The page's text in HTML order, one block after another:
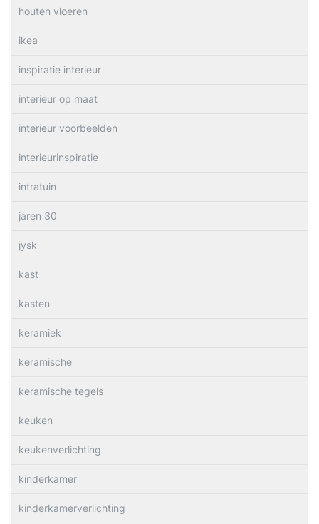
houten vloeren
ikea
inspiratie interieur
interieur op maat
interieur voorbeelden
interieurinspiratie
intratuin
jaren 30
jysk
kast
kasten
keramiek
keramische
keramische tegels
keuken
keukenverlichting
kinderkamer
kinderkamerverlichting